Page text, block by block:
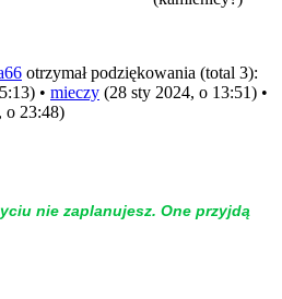
otrzymał podziękowania (total 3):
• mieczy (28 sty 2024, o 13:51) •
o 23:48)
nie zap­la­nujesz. One przyjdą